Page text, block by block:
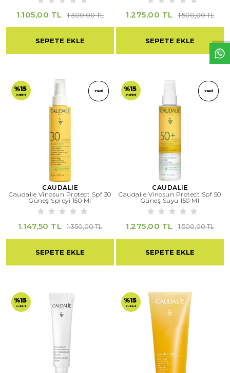
W
h
t
s
a
p
p
D
e
s
e
H
a
t
t
1.105,00 TL 1.300,00 TL
SEPETE EKLE
1.275,00 TL 1.500,00 TL
SEPETE EKLE
%15
indirimli
YENI
CAUDALIE
Caudalie Vinosun Protect Spf 30
Güneş Spreyi 150 Ml
1.147,50 TL 1.350,00 TL
SEPETE EKLE
%15
indirimli
YENI
CAUDALIE
Caudalie Vinosun Protect Spf 50
Güneş Suyu 150 Ml
1.275,00 TL 1.500,00 TL
SEPETE EKLE
%15
indirimli
%15
indirimli